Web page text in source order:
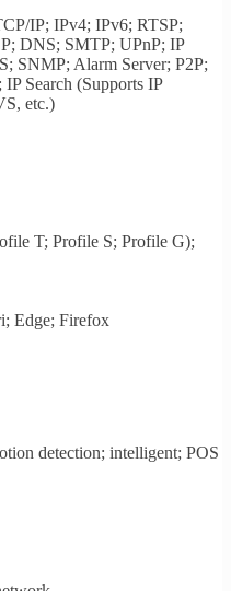
IP; IPv4; IPv6; RTSP;
DNS; SMTP; UPnP; IP
SNMP; Alarm Server; P2P;
Search (Supports IP
etc.)
T; Profile S; Profile G);
Edge; Firefox
detection; intelligent; POS